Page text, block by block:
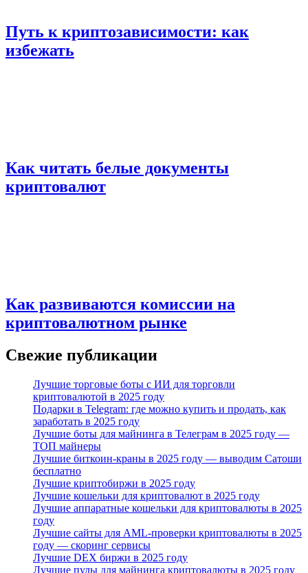
Путь к криптозависимости: как
избежать
Как читать белые документы
криптовалют
Как развиваются комиссии на
криптовалютном рынке
Свежие публикации
Лучшие торговые боты с ИИ для торговли
криптовалютой в 2025 году
Подарки в Telegram: где можно купить и продать, как
заработать в 2025 году
Лучшие боты для майнинга в Телеграм в 2025 году —
ТОП майнеры
Лучшие биткоин-краны в 2025 году — выводим Сатоши
бесплатно
Лучшие криптобиржи в 2025 году
Лучшие кошельки для криптовалют в 2025 году
Лучшие аппаратные кошельки для криптовалюты в 2025
году
Лучшие сайты для AML-проверки криптовалюты в 2025
году — скоринг сервисы
Лучшие DEX биржи в 2025 году
Лучшие пулы для майнинга криптовалюты в 2025 году